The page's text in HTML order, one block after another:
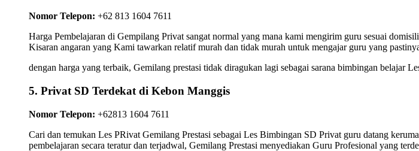
Nomor Telepon: +62 813 1604 7611
Harga Pembelajaran di Gempilang Privat sangat normal yang mana kami mengirim guru sesuai
Kisaran angaran yang Kami tawarkan relatif murah dan tidak murah untuk mengajar guru yang
dengan harga yang terbaik, Gemilang prestasi tidak diragukan lagi sebagai sarana bimbingan
5. Privat SD Terdekat di Kebon Manggis
Nomor Telepon: +62813 1604 7611
Cari dan temukan Les PRivat Gemilang Prestasi sebagai Les Bimbingan SD Privat guru datang
pembelajaran secara teratur dan terjadwal, Gemilang Prestasi menyediakan Guru Profesional yang